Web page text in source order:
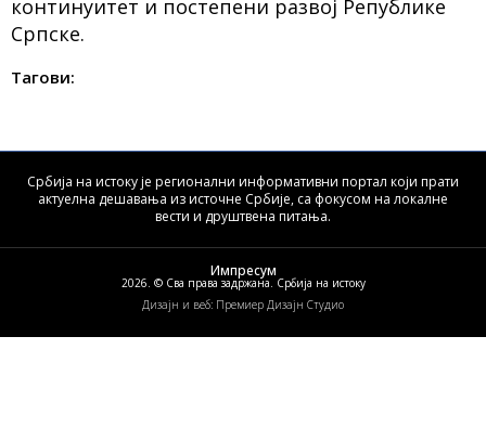
континуитет и постепени развој Републике
Српске.
Тагови:
Србија на истоку је регионални информативни портал који прати
актуелна дешавања из источне Србије, са фокусом на локалне
вести и друштвена питања.
2026. © Сва права задржана. Србија на истоку
Импресум
Дизајн и веб: Премиер Дизајн Студио